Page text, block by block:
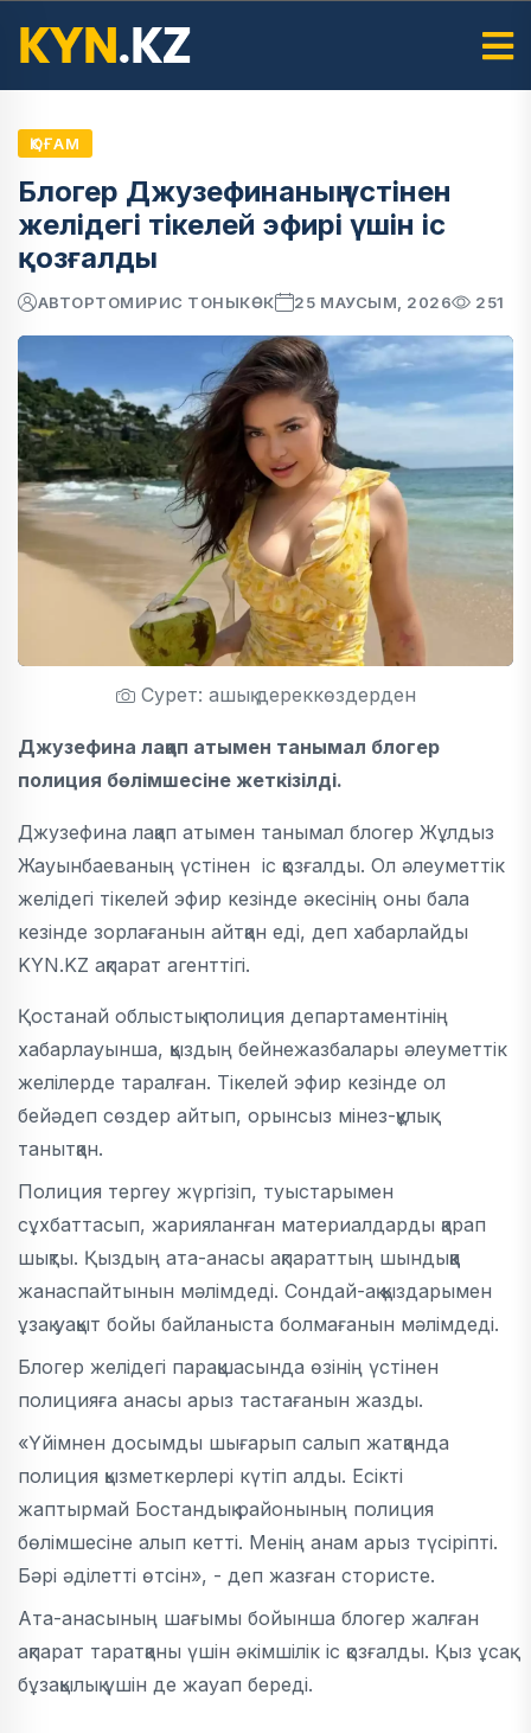
ҚОҒАМ
Блогер Джузефинаның үстінен
желідегі тікелей эфирі үшін іс
қозғалды
АВТОРТОМИРИС ТОНЫКӨК 25 МАУСЫМ, 2026 251
Сурет: ашық дереккөздерден
Джузефина лақап атымен танымал блогер
полиция бөлімшесіне жеткізілді.
Джузефина лақап атымен танымал блогер Жұлдыз
Жауынбаеваның үстінен іс қозғалды. Ол әлеуметтік
желідегі тікелей эфир кезінде әкесінің оны бала
кезінде зорлағанын айтқан еді, деп хабарлайды
KYN.KZ ақпарат агенттігі.
Қостанай облыстық полиция департаментінің
хабарлауынша, қыздың бейнежазбалары әлеуметтік
желілерде таралған. Тікелей эфир кезінде ол
бейәдеп сөздер айтып, орынсыз мінез-құлық
танытқан.
Полиция тергеу жүргізіп, туыстарымен
сұхбаттасып, жарияланған материалдарды қарап
шықты. Қыздың ата-анасы ақпараттың шындыққа
жанаспайтынын мәлімдеді. Сондай-ақ қыздарымен
ұзақ уақыт бойы байланыста болмағанын мәлімдеді.
Блогер желідегі парақшасында өзінің үстінен
полицияға анасы арыз тастағанын жазды.
«Үйімнен досымды шығарып салып жатқанда
полиция қызметкерлері күтіп алды. Есікті
жаптырмай Бостандық районының полиция
бөлімшесіне алып кетті. Менің анам арыз түсіріпті.
Бәрі әділетті өтсін», - деп жазған стористе.
Ата-анасының шағымы бойынша блогер жалған
ақпарат таратқаны үшін әкімшілік іс қозғалды. Қыз ұсақ
бұзақылық үшін де жауап береді.